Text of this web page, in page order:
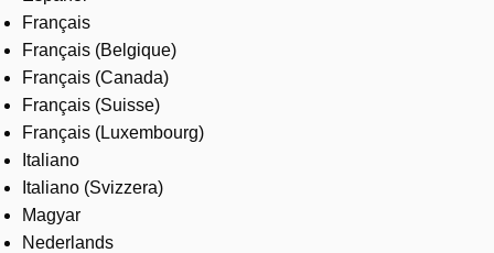
Français
Français (Belgique)
Français (Canada)
Français (Suisse)
Français (Luxembourg)
Italiano
Italiano (Svizzera)
Magyar
Nederlands